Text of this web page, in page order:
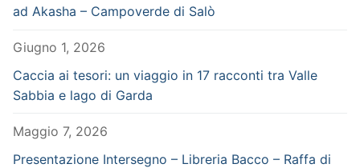
ad Akasha – Campoverde di Salò
Giugno 1, 2026
Caccia ai tesori: un viaggio in 17 racconti tra Valle
Sabbia e lago di Garda
Maggio 7, 2026
Presentazione Intersegno – Libreria Bacco – Raffa di